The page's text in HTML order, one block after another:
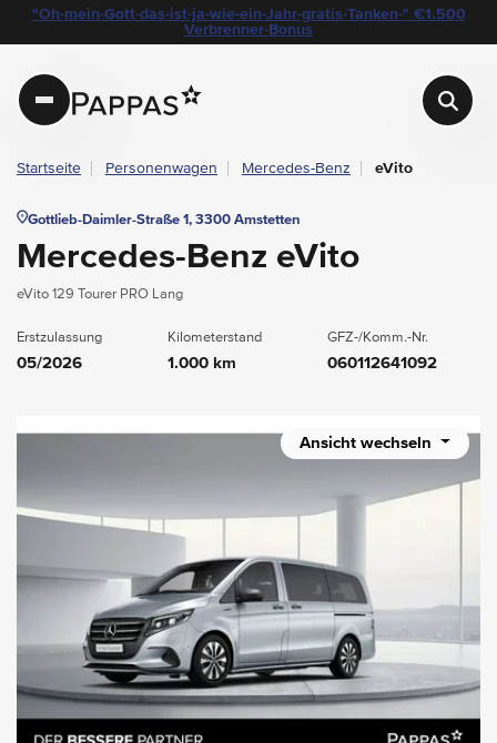
Navigation überspringen
Zum Hauptcontent
Zur Hauptnavigation springen
layout.table-of-content
Technische Daten
Fahrzeugausstattung
Standort & Ansprechpartner
Das könnte Sie auch interessieren
Angebote & Aktionen bei Pappas
"Oh-mein-Gott-das-ist-ja-wie-ein-Jahr-gratis-Tanken-" €1.500
Verbrenner-Bonus
Pappas
Startseite Personenwagen Mercedes-Benz eVito
Gottlieb-Daimler-Straße 1, 3300 Amstetten
Mercedes-Benz eVito
eVito 129 Tourer PRO Lang
Erstzulassung
05/2026
Kilometerstand
1.000 km
GFZ-/Komm.-Nr.
060112641092
Ansicht wechseln